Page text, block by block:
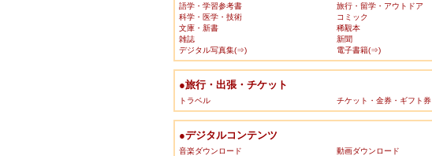
語学・学習参考書
旅行・留学・アウトドア
科学・医学・技術
コミック
文庫・新書
稀覯本
雑誌
新聞
デジタル写真集(⇒)
電子書籍(⇒)
●旅行・出張・チケット
トラベル チケット・金券・ギフト券
●デジタルコンテンツ
音楽ダウンロード 動画ダウンロード